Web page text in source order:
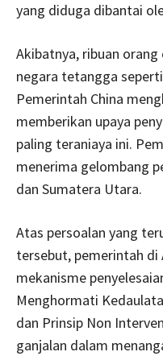
yang diduga dibantai
Akibatnya, ribuan
negara tetangga
Pemerintah China
memberikan upaya
paling teraniaya ini.
menerima gelombang
dan Sumatera Utara.
Atas persoalan yang
tersebut, pemerintah di
mekanisme
Menghormati
dan Prinsip Non
ganjalan dalam